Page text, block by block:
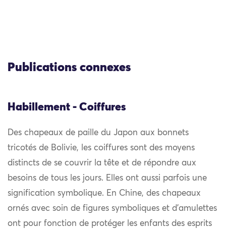
Publications connexes
Habillement - Coiffures
Des chapeaux de paille du Japon aux bonnets
tricotés de Bolivie, les coiffures sont des moyens
distincts de se couvrir la tête et de répondre aux
besoins de tous les jours. Elles ont aussi parfois une
signification symbolique. En Chine, des chapeaux
ornés avec soin de figures symboliques et d’amulettes
ont pour fonction de protéger les enfants des esprits